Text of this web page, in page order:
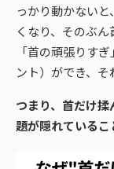
っかり動かない
くなり、そのぶ
「首の頑張りす
ント）ができ、そ
つまり、首だけ
題が隠れているこ